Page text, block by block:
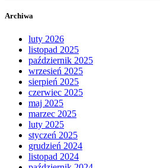
Archiwa
luty 2026
listopad 2025
październik 2025
wrzesień 2025
sierpień 2025
czerwiec 2025
maj 2025
marzec 2025
luty 2025
styczeń 2025
grudzień 2024
listopad 2024